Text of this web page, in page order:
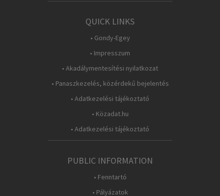
QUICK LINKS
• Gondy-Egey
• Impresszum
• Akadálymentesítési nyilatkozat
• Panaszkezelés, közérdekű bejelentés
• Adatkezelési tájékoztató
• Közadat.hu
• Adatkezelési tájékoztató
PUBLIC INFORMATION
• Fenntartó
• Pályázatok